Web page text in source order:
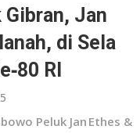
Gibran, Jan
di Sela
RI
Peluk Jan Ethes &